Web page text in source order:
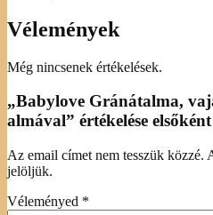
Vélemények
Még nincsenek értékelések.
„Babylove Gránátalma,
almával” értékelése elsőként
Az email címet nem tesszük közzé.
jelöljük.
Véleményed *